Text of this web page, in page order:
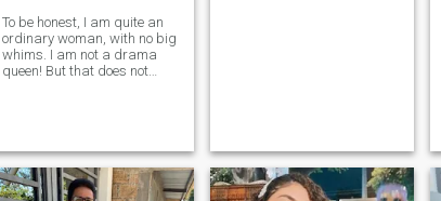
To be honest, I am quite an
ordinary woman, with no big
whims. I am not a drama
queen! But that does not
into something more. I am
very loyal